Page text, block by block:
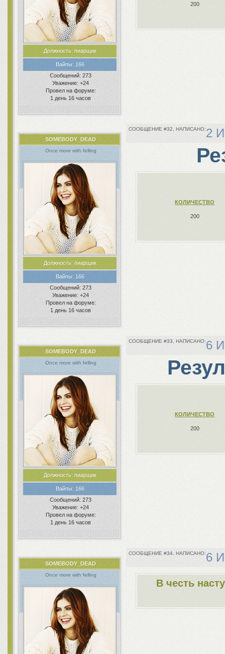
Должность:пиарщик
Вайпы:166
Сообщений: 273
Уважение: +24
Провел на форуме:
1 день 16 часов
200
32 2
SOMEBODY_DEAD
Once more with felling
Должность:пиарщик
Вайпы:166
Сообщений: 273
Уважение: +24
Провел на форуме:
1 день 16 часов
КОЛИЧЕСТВО
200
33 6
SOMEBODY_DEAD
Once more with felling
Должность:пиарщик
Вайпы:166
Сообщений: 273
Уважение: +24
Провел на форуме:
1 день 16 часов
КОЛИЧЕСТВО
200
34 6
SOMEBODY_DEAD
Once more with felling
В честь